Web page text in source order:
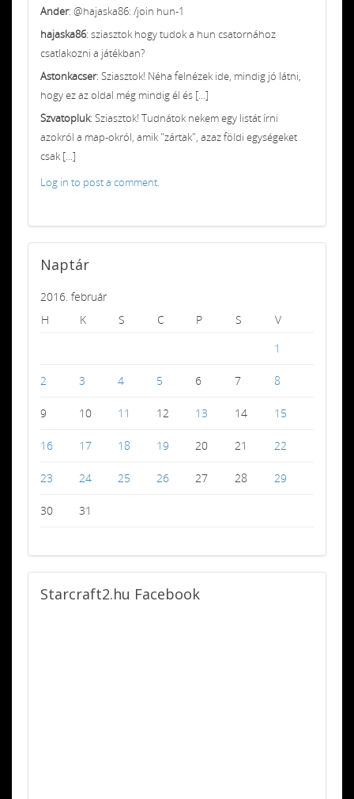
Ander: @hajaska86: /join hun-1
hajaska86: sziasztok hogy tudok a hun csatornához
csatlakozni a játékban?
Astonkacser: Sziasztok! Néha felnézek ide, mindig jó látni,
hogy ez az oldal még mindig él és [...]
Szvatopluk: Sziasztok! Tudnátok nekem egy listát írni
azokról a map-okról, amik "zártak", azaz földi egységeket
csak [...]
Log in to post a comment.
Naptár
2016. február
H
K S C P S
V
1
2 3 4 5 6 7 8
9 10 11 12 13 14 15
16 17 18 19 20 21 22
23 24 25 26 27 28 29
30 31
Starcraft2.hu Facebook